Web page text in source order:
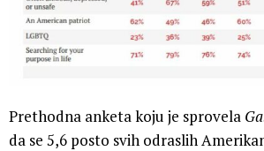
Prethodna anketa koju je sprovela
da se 5,6 posto svih odraslih